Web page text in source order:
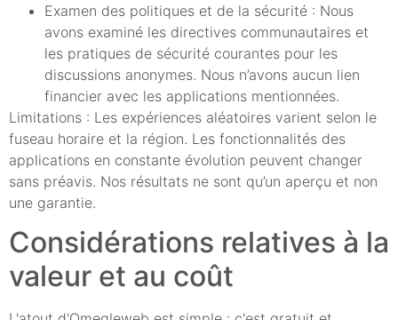
Examen des politiques et de la sécurité : Nous
avons examiné les directives communautaires et
les pratiques de sécurité courantes pour les
discussions anonymes. Nous n’avons aucun lien
financier avec les applications mentionnées.
Limitations : Les expériences aléatoires varient selon le
fuseau horaire et la région. Les fonctionnalités des
applications en constante évolution peuvent changer
sans préavis. Nos résultats ne sont qu’un aperçu et non
une garantie.
Considérations relatives à la
valeur et au coût